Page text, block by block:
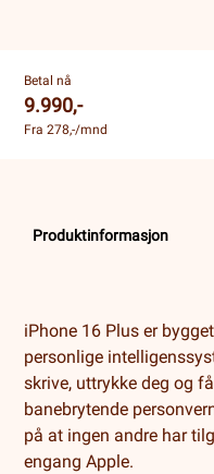
Betal nå
9.990,-
Fra 278,-/mnd
Produktinformasjon
iPhone 16 Plus er
personlige
skrive, uttrykke deg og
banebrytende
på at ingen andre har
engang Apple.